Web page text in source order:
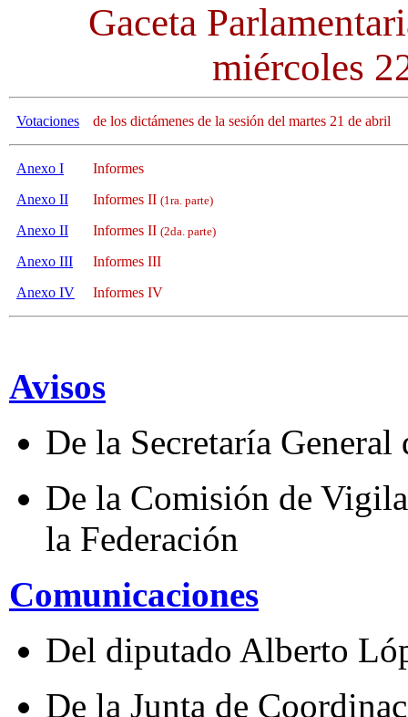
Gaceta
miércoles
Votaciones de los dictámenes de la sesión del martes 21 de abril
Anexo I
Informes
Anexo II
Informes II (1ra. parte)
Anexo II Informes II (2da. parte)
Anexo III
Informes III
Anexo IV
Informes IV
Avisos
De la Secretaría
De la Comisión de
la Federación
Comunicaciones
Del diputado Alberto
De la Junta de